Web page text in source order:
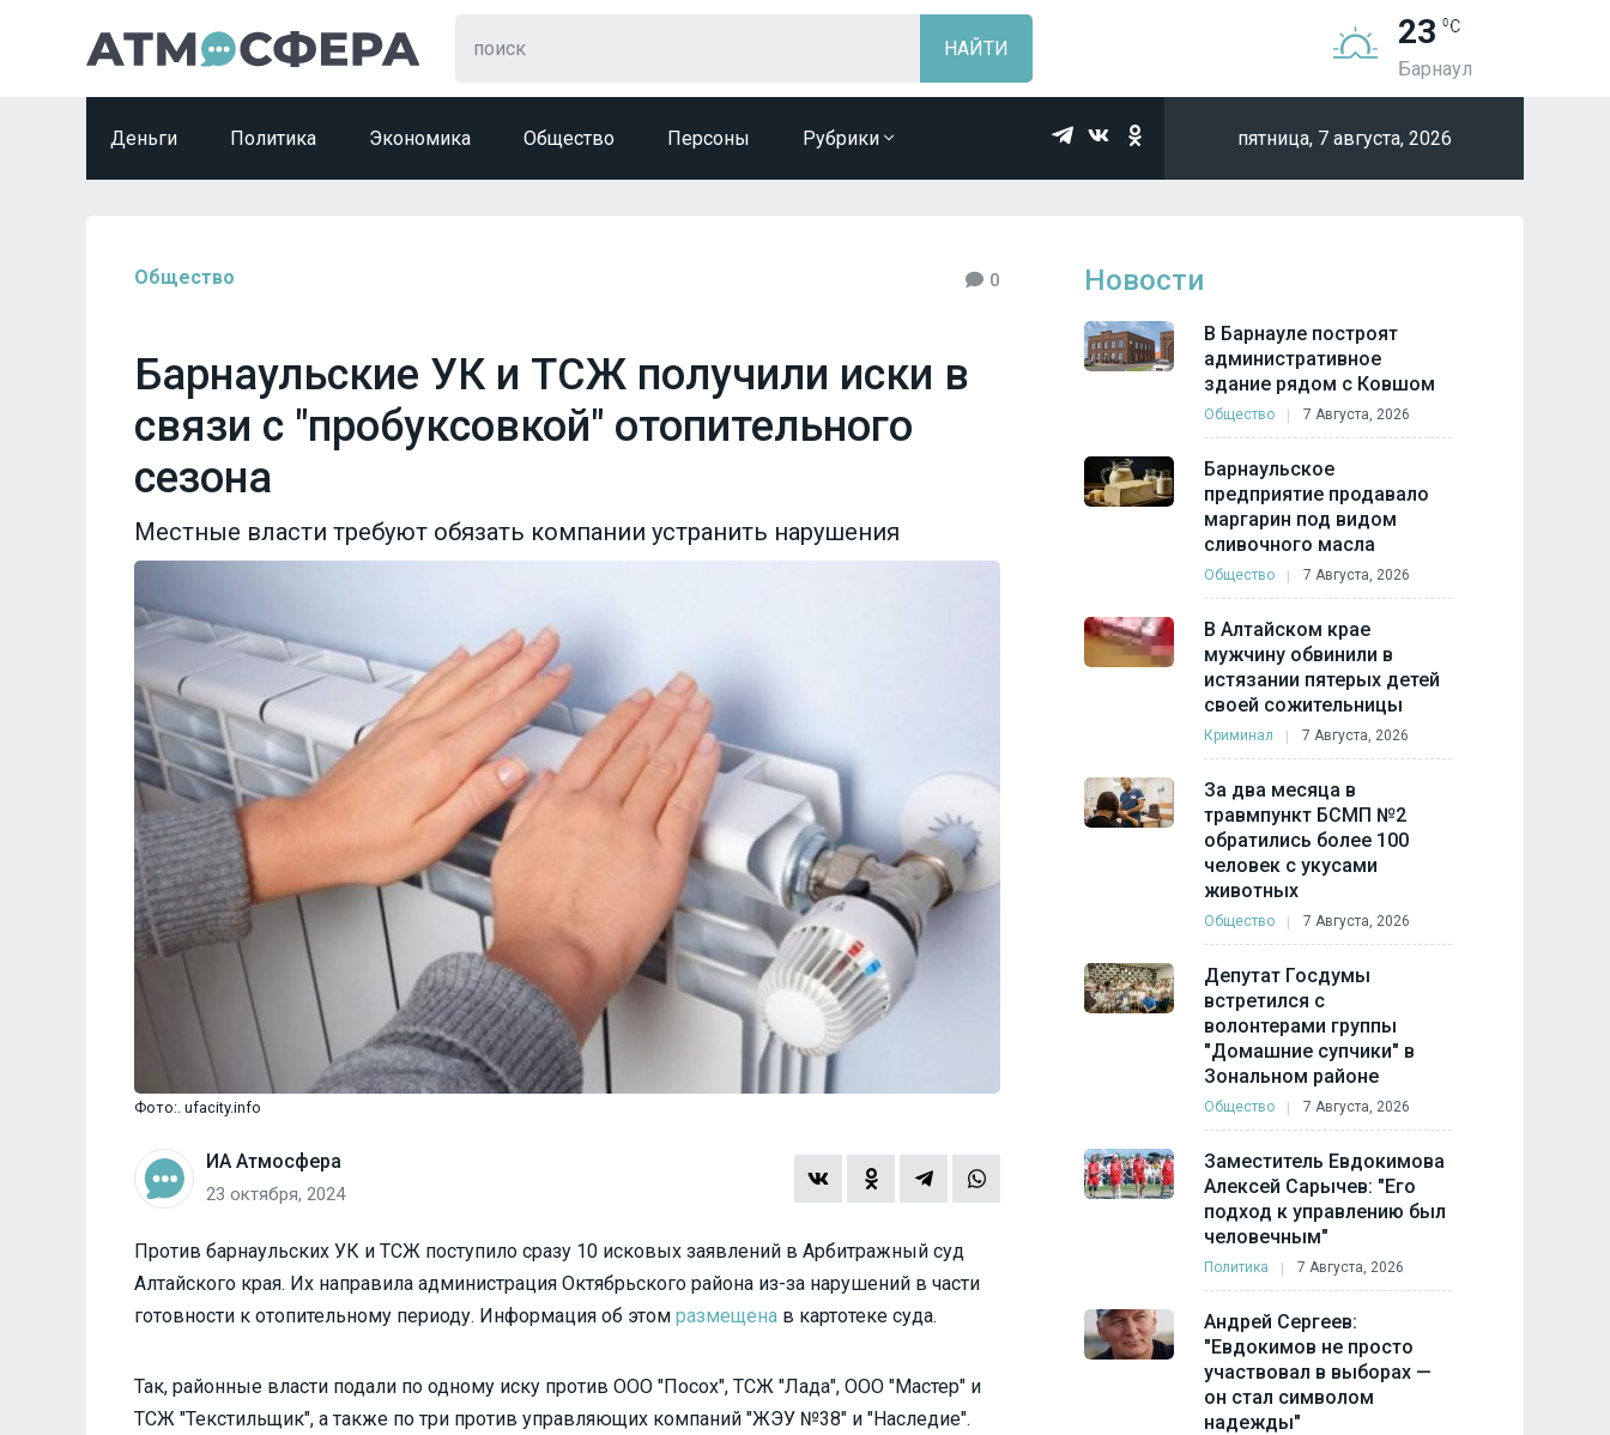
23
Барнаул
Деньги Политика Экономика Общество Персоны Рубрики пятница, 7 августа, 2026
Общество 0
Барнаульские УК и ТСЖ получили иски в
связи с "пробуксовкой" отопительного
сезона
Местные власти требуют обязать компании устранить нарушения
Фото:. ufacity.info
ИА Атмосфера
23 октября, 2024
Против барнаульских УК и ТСЖ поступило сразу 10 исковых заявлений в Арбитражный суд
Алтайского края. Их направила администрация Октябрьского района из-за нарушений в части
готовности к отопительному периоду. Информация об этом размещена в картотеке суда.
Так, районные власти подали по одному иску против ООО "Посох", ТСЖ "Лада", ООО "Мастер" и
ТСЖ "Текстильщик", а также по три против управляющих компаний "ЖЭУ №38" и "Наследие".
Новости
В Барнауле построят
административное
здание рядом с Ковшом
Общество 7 Августа, 2026
Барнаульское
предприятие продавало
маргарин под видом
сливочного масла
Общество 7 Августа, 2026
В Алтайском крае
мужчину обвинили в
истязании пятерых детей
своей сожительницы
Криминал 7 Августа, 2026
За два месяца в
травмпункт БСМП №2
обратились более 100
человек с укусами
животных
Общество 7 Августа, 2026
Депутат Госдумы
встретился с
волонтерами группы
"Домашние супчики" в
Зональном районе
Общество 7 Августа, 2026
Заместитель Евдокимова
Алексей Сарычев: "Его
подход к управлению был
человечным"
Политика 7 Августа, 2026
Андрей Сергеев:
"Евдокимов не просто
участвовал в выборах —
он стал символом
надежды"